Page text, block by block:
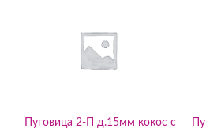
Пуговица 2-П д.15мм кокос с